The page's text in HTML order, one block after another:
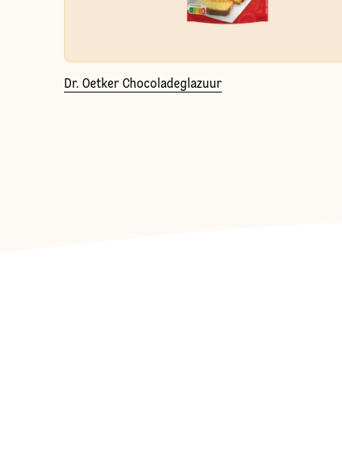
Dr. Oetker Chocoladeglazuur